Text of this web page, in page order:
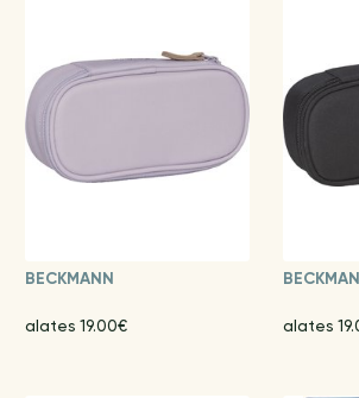
BECKMANN
alates 19.00€ alates